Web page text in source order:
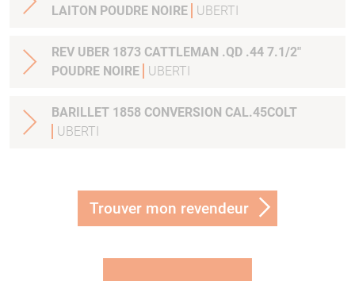
LAITON POUDRE NOIRE
UBERTI
REV UBER 1873 CATTLEMAN .QD .44 7.1/2"
POUDRE NOIRE
UBERTI
BARILLET 1858 CONVERSION CAL.45COLT
UBERTI
Trouver mon revendeur